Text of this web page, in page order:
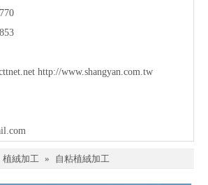
http://www.shangyan.com.tw
植絨加工 » 自粘植絨加工